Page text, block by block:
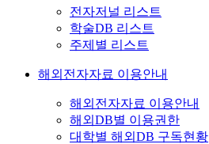
전자저널 리스트
학술DB 리스트
주제별 리스트
해외전자자료 이용안내
해외전자자료 이용안내
해외DB별 이용권한
대학별 해외DB 구독현황